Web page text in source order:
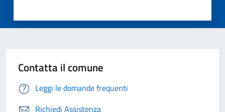
Contatta il comune
Leggi le domande frequenti
Richiedi Assistenza